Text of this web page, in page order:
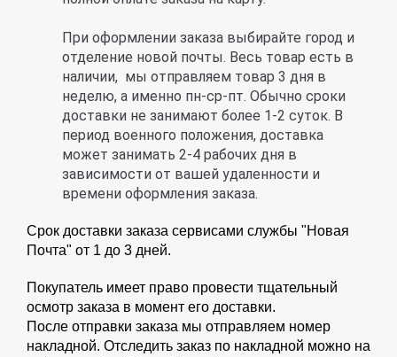
При оформлении заказа выбирайте город и
отделение новой почты. Весь товар есть в
наличии, мы отправляем товар 3 дня в
неделю, а именно пн-ср-пт. Обычно сроки
доставки не занимают более 1-2 суток. В
период военного положения, доставка
может занимать 2-4 рабочих дня в
зависимости от вашей удаленности и
времени оформления заказа.
Срок доставки заказа сервисами службы "Новая
Почта" от 1 до 3 дней.
Покупатель имеет право провести тщательный
осмотр заказа в момент его доставки.
После отправки заказа мы отправляем номер
накладной. Отследить заказ по накладной можно на